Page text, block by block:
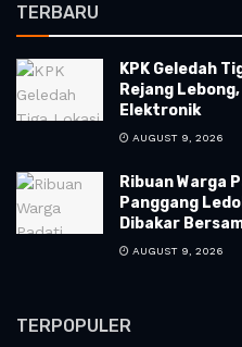
TERBARU
KPK Geledah
Rejang
Elektronik
AUGUST 9, 2026
Ribuan Warga
Panggang
Dibakar
AUGUST 9, 2026
TERPOPULER